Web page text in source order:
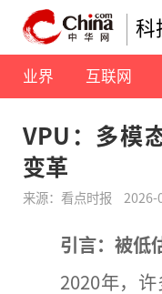
科
业界 互联网
VPU：多模
变革
来源：看点时报 2026-
引言： 被低
2020年，